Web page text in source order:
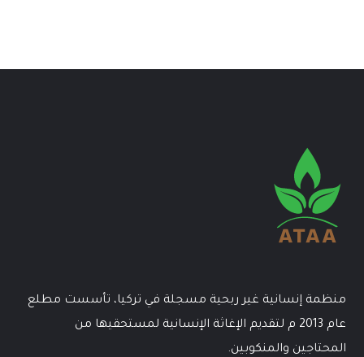
منظمة إنسانية غير ربحية مسجلة في تركيا، تأسست مطلع
عام 2013 م لتقديم الإغاثة الإنسانية لمستحقيها من
المحتاجين والمنكوبين.